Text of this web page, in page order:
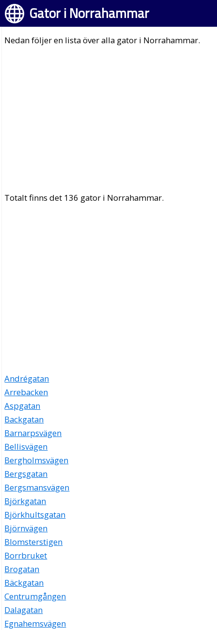
Gator i Norrahammar
Nedan följer en lista över alla gator i Norrahammar.
Totalt finns det 136 gator i Norrahammar.
Andrégatan
Arrebacken
Aspgatan
Backgatan
Barnarpsvägen
Bellisvägen
Bergholmsvägen
Bergsgatan
Bergsmansvägen
Björkgatan
Björkhultsgatan
Björnvägen
Blomsterstigen
Borrbruket
Brogatan
Bäckgatan
Centrumgången
Dalagatan
Egnahemsvägen